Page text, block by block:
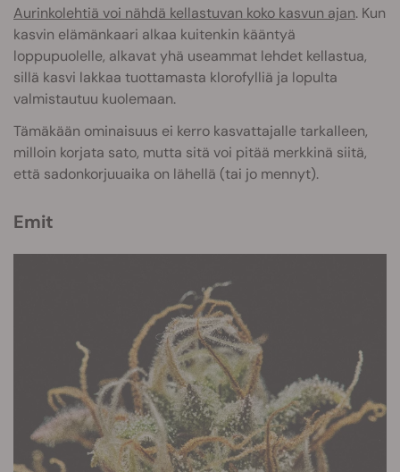
Aurinkolehtiä voi nähdä kellastuvan koko kasvun ajan. Kun
kasvin elämänkaari alkaa kuitenkin kääntyä
loppupuolelle, alkavat yhä useammat lehdet kellastua,
sillä kasvi lakkaa tuottamasta klorofylliä ja lopulta
valmistautuu kuolemaan.
Tämäkään ominaisuus ei kerro kasvattajalle tarkalleen,
milloin korjata sato, mutta sitä voi pitää merkkinä siitä,
että sadonkorjuuaika on lähellä (tai jo mennyt).
Emit